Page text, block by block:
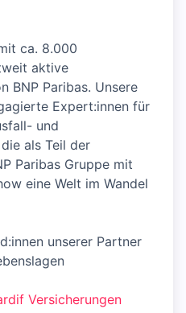
ca. 8.000
aktive
BNP Paribas. Unsere
Expert:innen für
und
als Teil der
Paribas Gruppe mit
eine Welt im Wandel
unserer Partner
Versicherungen